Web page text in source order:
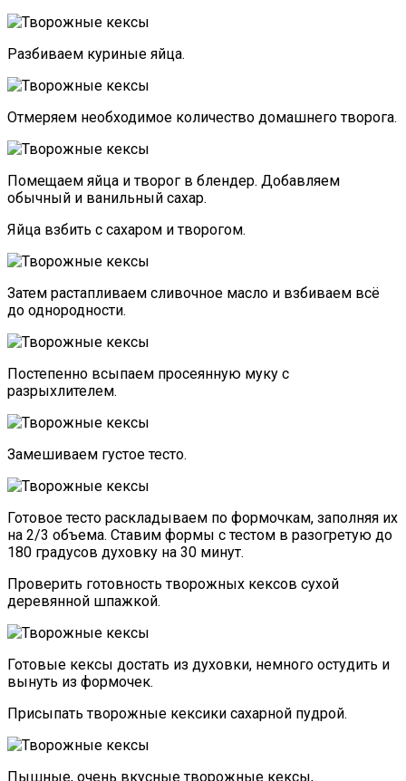
Разбиваем куриные яйца.
Отмеряем необходимое количество домашнего творога.
Помещаем яйца и творог в блендер. Добавляем
обычный и ванильный сахар.
Яйца взбить с сахаром и творогом.
Затем растапливаем сливочное масло и взбиваем всё
до однородности.
Постепенно всыпаем просеянную муку с
разрыхлителем.
Замешиваем густое тесто.
Готовое тесто раскладываем по формочкам, заполняя их
на 2/3 объема. Ставим формы с тестом в разогретую до
180 градусов духовку на 30 минут.
Проверить готовность творожных кексов сухой
деревянной шпажкой.
Готовые кексы достать из духовки, немного остудить и
вынуть из формочек.
Присыпать творожные кексики сахарной пудрой.
Пышные, очень вкусные творожные кексы,